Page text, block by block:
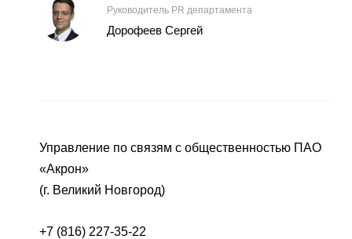
Руководитель PR департамента
Дорофеев Сергей
Управление по связям с общественностью ПАО
«Акрон»
(г. Великий Новгород)
+7 (816) 227-35-22